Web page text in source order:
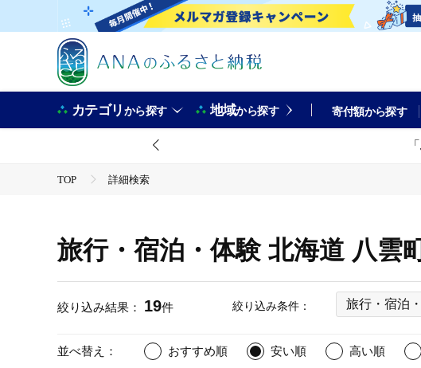
カテゴリから探す 地域から探す 寄付額から探す
TOP 詳細検索
旅行・宿泊・体験 北海道 八雲
絞り込み結果： 19件 絞り込み条件： 旅行・宿泊
並べ替え： おすすめ順 安い順 高い順